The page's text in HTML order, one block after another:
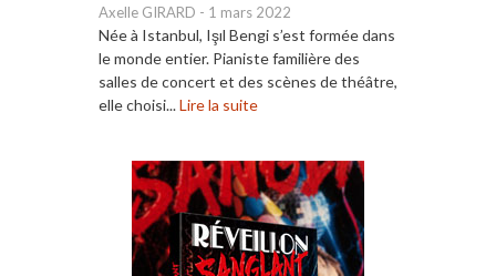
Axelle GIRARD - 1 mars 2022
Née à Istanbul, Işıl Bengi s’est formée dans
le monde entier. Pianiste familière des
salles de concert et des scènes de théâtre,
elle choisi...Lire la suite